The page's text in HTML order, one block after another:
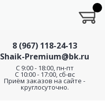
8 (967) 118-24-13
Shaik-Premium@bk.ru
C 9:00 - 18:00, пн-пт
С 10:00 - 17:00, сб-вс
Приём заказов на сайте -
круглосуточно.